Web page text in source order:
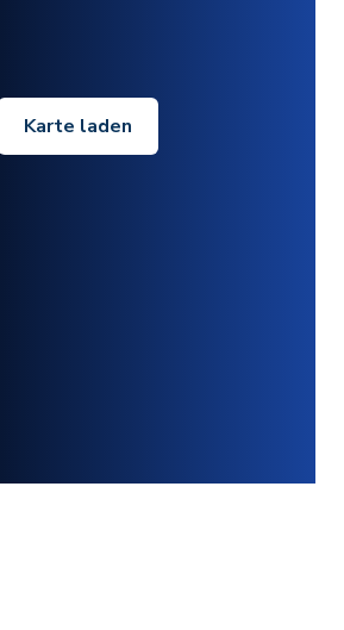
Karte laden